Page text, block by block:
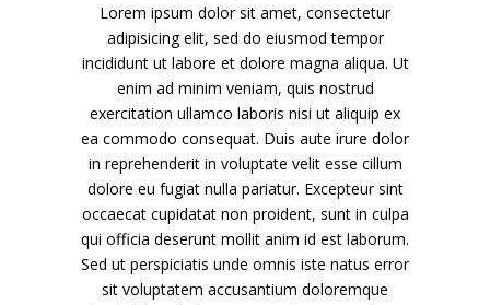
Lorem ipsum dolor sit amet, consectetur
adipisicing elit, sed do eiusmod tempor
incididunt ut labore et dolore magna aliqua. Ut
enim ad minim veniam, quis nostrud
exercitation ullamco laboris nisi ut aliquip ex
ea commodo consequat. Duis aute irure dolor
in reprehenderit in voluptate velit esse cillum
dolore eu fugiat nulla pariatur. Excepteur sint
occaecat cupidatat non proident, sunt in culpa
qui officia deserunt mollit anim id est laborum.
Sed ut perspiciatis unde omnis iste natus error
sit voluptatem accusantium doloremque